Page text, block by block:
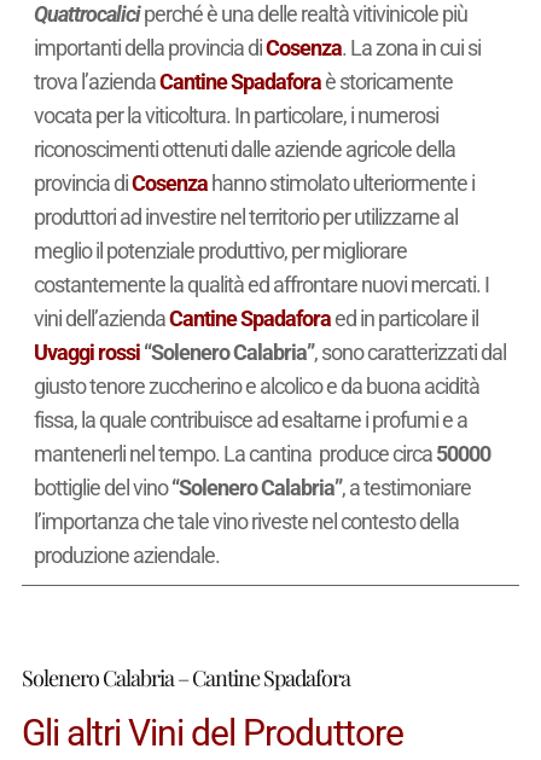
Quattrocaliciperché è una delle realtà vitivinicole più
importanti della provincia diCosenza. La zona in cui si
trova l’aziendaCantine Spadaforaè storicamente
vocata per la viticoltura. In particolare, i numerosi
riconoscimenti ottenuti dalle aziende agricole della
provincia diCosenzahanno stimolato ulteriormente i
produttori ad investire nel territorio per utilizzarne al
meglio il potenziale produttivo, per migliorare
costantemente la qualità ed affrontare nuovi mercati. I
vini dell’aziendaCantine Spadaforaed in particolare il
Uvaggi rossi“Solenero Calabria”, sono caratterizzati dal
giusto tenore zuccherino e alcolico e da buona acidità
fissa, la quale contribuisce ad esaltarne i profumi e a
mantenerli nel tempo. La cantina produce circa50000
bottiglie del vino“Solenero Calabria”, a testimoniare
l’importanza che tale vino riveste nel contesto della
produzione aziendale.
Solenero Calabria – Cantine Spadafora
Gli altri Vini del Produttore